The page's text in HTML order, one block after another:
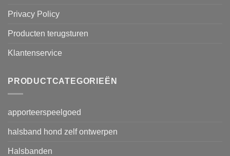
Privacy Policy
Producten terugsturen
Klantenservice
PRODUCTCATEGORIEËN
apporteerspeelgoed
halsband hond zelf ontwerpen
Halsbanden